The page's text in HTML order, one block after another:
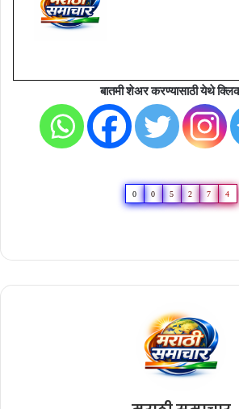
बातमी शेअर करण्यासाठी येथे
0 0 5 2 7 4